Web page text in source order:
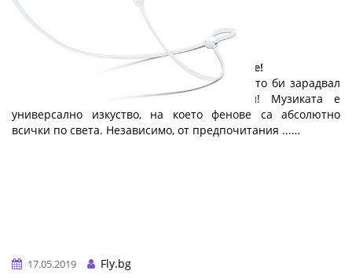
Малък дар с голяма стойност: слушалките!
Ето един чудесен и достъпен подарък, който би зарадвал
всеки абитуриент: качествени слушалки! Музиката е
универсално изкуство, на което фенове са абсолютно
всички по света. Независимо, от предпочитания ...…
17.05.2019
Fly.bg